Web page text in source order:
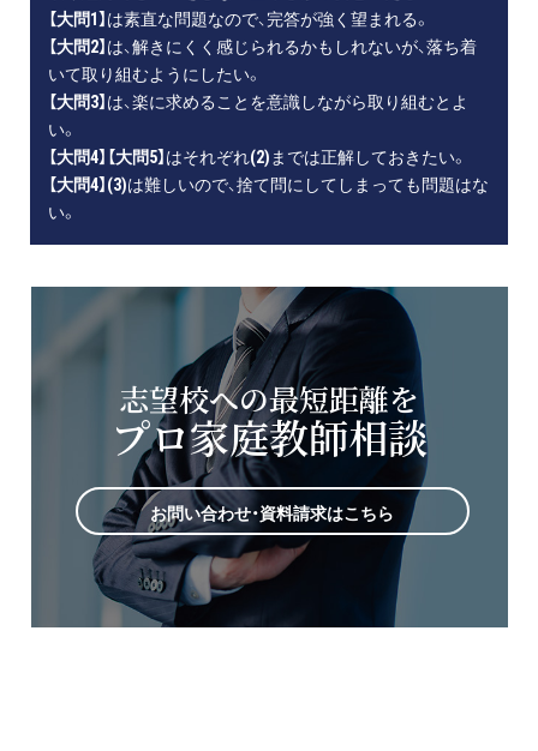
【大問1】 は素直な問題なので、完答が強く望まれる。
【大問2】 は、解きにくく感じられるかもしれないが、落ち着
いて取り組むようにしたい。
【大問3】 は、楽に求めることを意識しながら取り組むとよ
い。
【大問4】【大問5】 はそれぞれ(2) までは正解しておきたい。
【大問4】(3)は難しいので、捨て問にしてしまっても問題はな
い。
志望校への最短距離を
プロ家庭教師相談
お問い合わせ・資料請求はこちら